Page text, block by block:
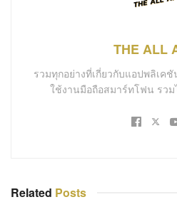
THE ALL
รวมทุกอย่างที่เกี่ยวกับแอปพลิเค
ใช้งานมือถือสมาร์ทโฟน รว
Related Posts